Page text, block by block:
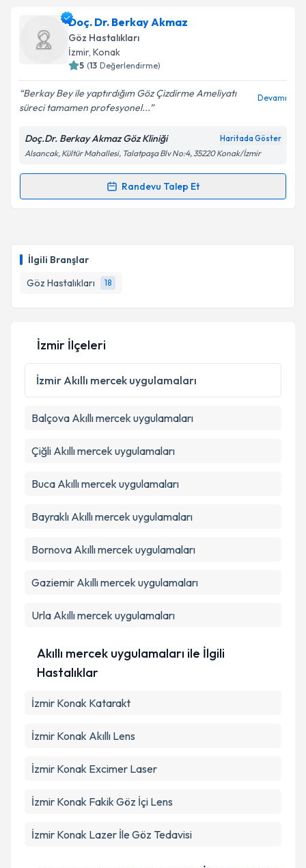
İlgili Branşlar
Göz Hastalıkları
18
Takvim Talebini Gönder
Op. Dr. Ahmet Memişiçin randevu takvimi talebi
oluşturun. Size bu uzmandan randevu almanız için bir
takvim hazırlandığında e-posta ile bilgilendireceğiz.
Kişisel verilerimin işlenmesine ilişkin
Aydınlatma
Metni'ni okudum ve kişisel verilerimin belirtilen
kapsamda işlenmesini kabul ediyorum.
Doç. Dr. Berkay Akmaz
Göz Hastalıkları
İzmir, Konak
5 (13 Değerlendirme)
Berkay Bey ile yaptırdığım Göz Çizdirme Ameliyatı
süreci tamamen profesyonel...
Devamı
Doç.Dr. Berkay Akmaz Göz Kliniği Haritada Göster
Alsancak, Kültür Mahallesi, Talatpaşa Blv No:4, 35220 Konak/İzmir
Randevu Talep Et
Randevu Takvimi Talebi
takvim hazırlandığında e-posta ile bilgilendireceğiz.
E-posta Adresiniz
Kişisel verilerimin işlenmesine ilişkinAydınlatma
Metni
'ni okudum ve kişisel verilerimin belirtilen
kapsamda işlenmesini kabul ediyorum.
İzmir İlçeleri
İzmir Akıllı mercek uygulamaları
Balçova Akıllı mercek uygulamaları
Çiğli Akıllı mercek uygulamaları
Buca Akıllı mercek uygulamaları
Bayraklı Akıllı mercek uygulamaları
Bornova Akıllı mercek uygulamaları
Gaziemir Akıllı mercek uygulamaları
Urla Akıllı mercek uygulamaları
Akıllı mercek uygulamaları ile İlgili
Hastalıklar
İzmir Konak Katarakt
İzmir Konak Akıllı Lens
İzmir Konak Excimer Laser
İzmir Konak Fakik Göz İçi Lens
İzmir Konak Lazer İle Göz Tedavisi